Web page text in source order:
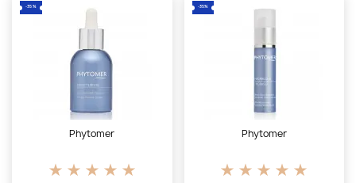
-35%
Phytomer
-35%
Phytomer